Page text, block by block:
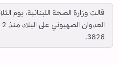
قالت وزارة الصحة اللبنانية، يوم
3826.